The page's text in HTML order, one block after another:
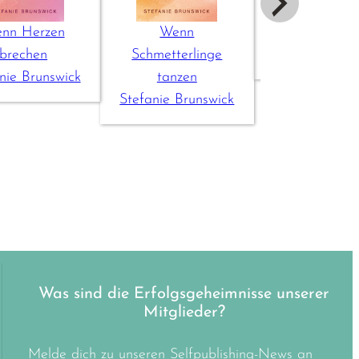
Herzen
brechen
Brunswick
Wenn
Schmetterlinge
tanzen
Stefanie Brunswick
Was sind die Erfolgsgeheimnisse unserer
Mitglieder?
Melde dich zu unseren Selfpublishing-News an